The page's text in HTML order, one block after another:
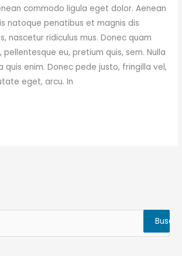
commodo ligula eget dolor. Aenean
natoque penatibus et magnis dis
nascetur ridiculus mus. Donec quam
pellentesque eu, pretium quis, sem. Nulla
quis enim. Donec pede justo, fringilla vel,
eget, arcu. In